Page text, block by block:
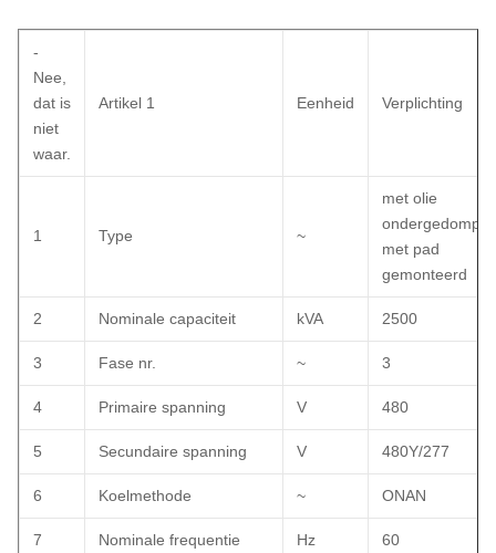
-
Nee,
dat is
niet
waar.
Artikel 1 Eenheid Verplichting
1 Type ~
met olie
met pad
gemonteerd
2 Nominale capaciteit kVA 2500
3 Fase nr. ~ 3
4 Primaire spanning V 480
5 Secundaire spanning V 480Y/277
6 Koelmethode ~ ONAN
7 Nominale frequentie Hz 60